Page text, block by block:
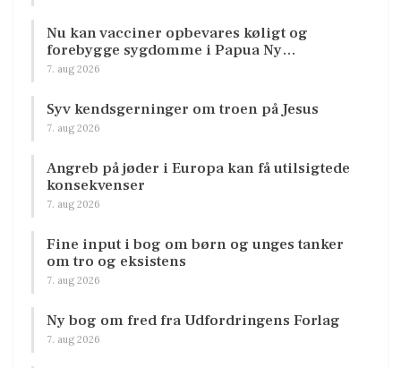
Nu kan vacciner opbevares køligt og
forebygge sygdomme i Papua Ny…
7. aug 2026
Syv kendsgerninger om troen på Jesus
7. aug 2026
Angreb på jøder i Europa kan få utilsigtede
konsekvenser
7. aug 2026
Fine input i bog om børn og unges tanker
om tro og eksistens
7. aug 2026
Ny bog om fred fra Udfordringens Forlag
7. aug 2026